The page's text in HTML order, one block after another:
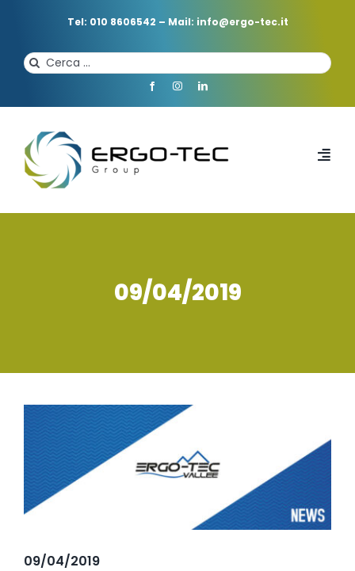
Tel: 010 8606542 – Mail: info@ergo-tec.it
Cerca
per:
HOME
SERVIZI
EVENTI NOVITÀ
09/04/2019
Ingrandisci
immagine
09/04/2019